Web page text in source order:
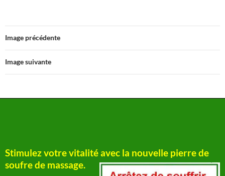
Image précédente
Image suivante
Stimulez votre vitalité avec la nouvelle pierre de
soufre de massage.